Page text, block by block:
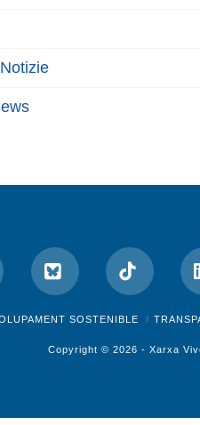
Bluesky Tiktok
SOSTENIBLE
Copyright © 2026 - Xarxa